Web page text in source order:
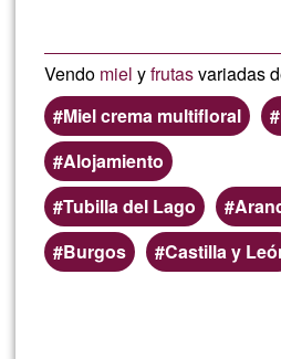
Vendo miel yfrutasvariadas
Miel crema multifloral
Alojamiento
Tubilla del Lago
Burgos
Castilla y